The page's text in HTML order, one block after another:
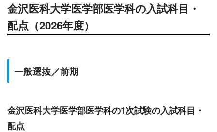
金沢医科大学医学部医学科の入試科目・
配点（2026年度）
一般選抜／前期
金沢医科大学医学部医学科の1次試験の入試科目・
配点